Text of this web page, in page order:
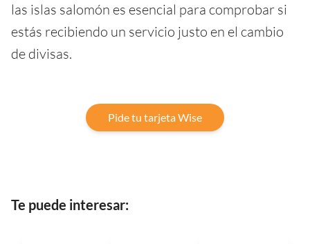
las islas salomón es esencial para comprobar si
estás recibiendo un servicio justo en el cambio
de divisas.
Pide tu tarjeta Wise
Te puede interesar: